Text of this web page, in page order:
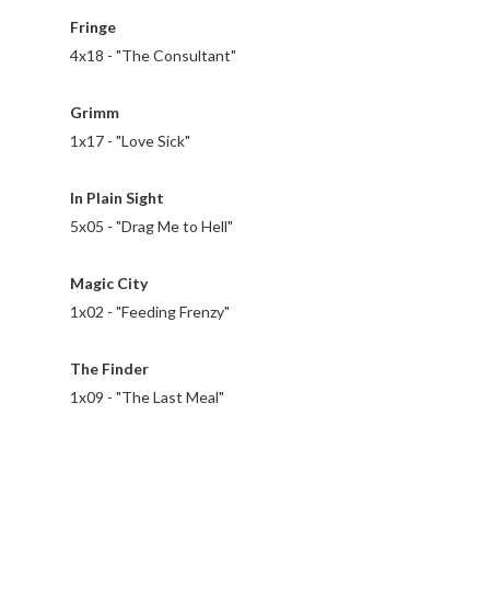
Fringe
4x18 - "The Consultant"
Grimm
1x17 - "Love Sick"
In Plain Sight
5x05 - "Drag Me to Hell"
Magic City
1x02 - "Feeding Frenzy"
The Finder
1x09 - "The Last Meal"